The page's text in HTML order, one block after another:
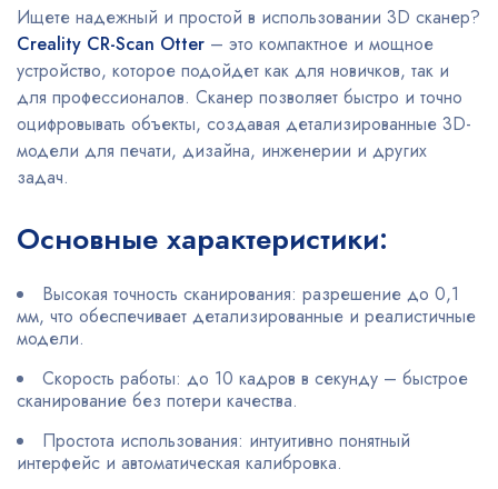
Ищете надежный и простой в использовании 3D сканер?
Creality CR-Scan Otter – это компактное и мощное
устройство, которое подойдет как для новичков, так и
для профессионалов. Сканер позволяет быстро и точно
оцифровывать объекты, создавая детализированные 3D-
модели для печати, дизайна, инженерии и других
задач.
Основные характеристики:
Высокая точность сканирования: разрешение до 0,1
мм, что обеспечивает детализированные и реалистичные
модели.
Скорость работы: до 10 кадров в секунду – быстрое
сканирование без потери качества.
Простота использования: интуитивно понятный
интерфейс и автоматическая калибровка.